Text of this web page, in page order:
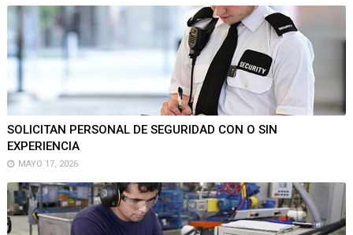
SOLICITAN PERSONAL DE SEGURIDAD CON O SIN
EXPERIENCIA
MAYO 17, 2026